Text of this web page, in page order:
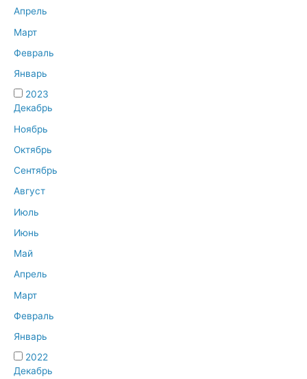
Апрель
Март
Февраль
Январь
2023
Декабрь
Ноябрь
Октябрь
Сентябрь
Август
Июль
Июнь
Май
Апрель
Март
Февраль
Январь
2022
Декабрь